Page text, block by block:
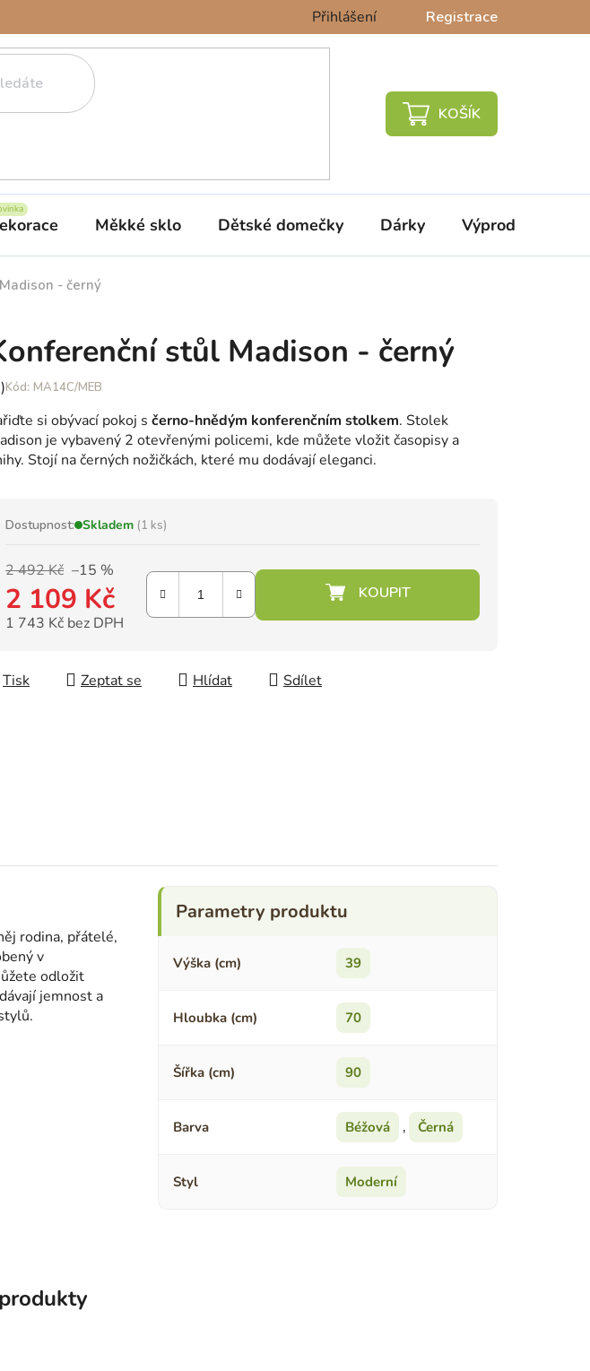
Přihlášení Registrace
NÁKUPNÍ
Měkké sklo Dětské domečky Dárky Výprodej %
- černý
stůl Madison - černý
MA14C/MEB
si obývací pokoj s černo-hnědým konferenčním stolkem. Stolek
je vybavený 2 otevřenými policemi, kde můžete vložit časopisy a
Stojí na černých nožičkách, které mu dodávají eleganci.
Dostupnost: Skladem (1 ks)
2 492 Kč –15 %
2 109 Kč
1 743 Kč bez DPH
Tisk
Zeptat se Hlídat Sdílet
rodina, přátelé,
v
odložit
jemnost a
Výška (cm) 39
Hloubka (cm) 70
Šířka (cm) 90
Barva Béžová , Černá
Styl Moderní